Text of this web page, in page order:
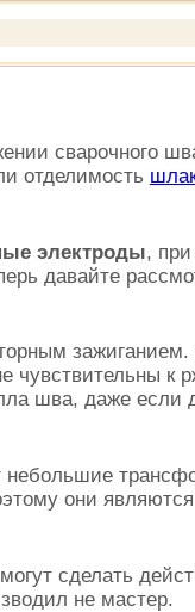
сварочного
отделимость
электроды,
давайте
к
шва, даже если
небольшие
они
сделать
не мастер.